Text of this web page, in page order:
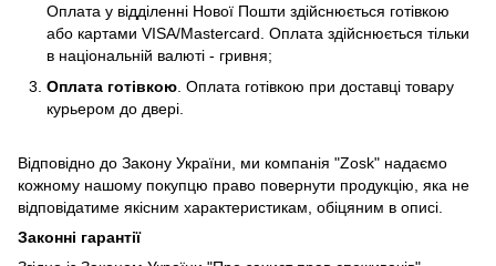
Оплата у відділенні Нової Пошти здійснюється готівкою
або картами VISA/Mastercard. Оплата здійснюється тільки
в національній валюті - гривня;
Оплата готівкою . Оплата готівкою при доставці товару
курьером до двері.
Відповідно до Закону України, ми компанія "Zosk" надаємо
кожному нашому покупцю право повернути продукцію, яка не
відповідатиме якісним характеристикам, обіцяним в описі.
Законні гарантії